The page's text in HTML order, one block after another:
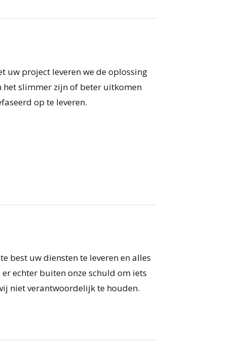
uw project leveren we de oplossing
het slimmer zijn of beter uitkomen
op te leveren.
best uw diensten te leveren en alles
echter buiten onze schuld om iets
niet verantwoordelijk te houden.